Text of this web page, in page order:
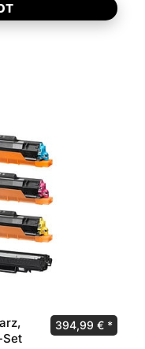
Set
Ursprünglicher
394,99 €